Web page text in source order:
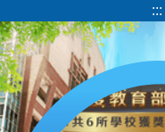
到
主
要
內
容
:::